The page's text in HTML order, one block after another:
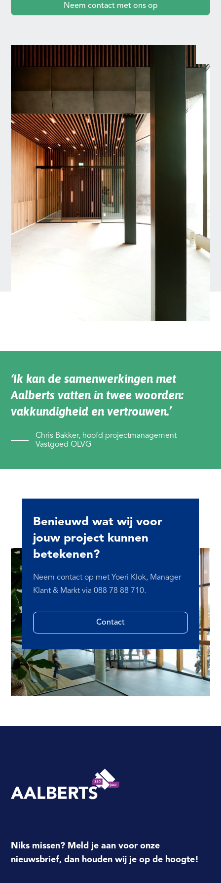
Neem contact met ons op
‘Ik kan de samenwerkingen met
Aalberts vatten in twee woorden:
vakkundigheid en vertrouwen.’
Chris Bakker, hoofd projectmanagement
Vastgoed OLVG
Benieuwd wat wij voor
jouw project kunnen
betekenen?
Neem contact op met Yoeri Klok, Manager
Klant & Markt via 088 78 88 710.
Contact
Niks missen? Meld je aan voor onze
nieuwsbrief, dan houden wij je op de hoogte!